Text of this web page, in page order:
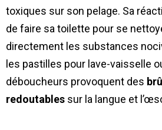
toxiques sur son pelage. Sa
de faire sa toilette pour se
directement les substances
les pastilles pour lave-vaisselle
déboucheurs provoquent des
redoutables sur la langue et